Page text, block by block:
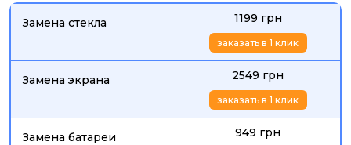
Замена стекла 1199 грн
заказать в 1 клик
Замена экрана 2549 грн
заказать в 1 клик
Замена батареи 949 грн